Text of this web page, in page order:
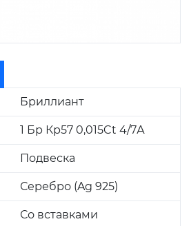
Бриллиант
1 Бр Кр57 0,015Ct 4/7А
Подвеска
Серебро (Ag 925)
Со вставками